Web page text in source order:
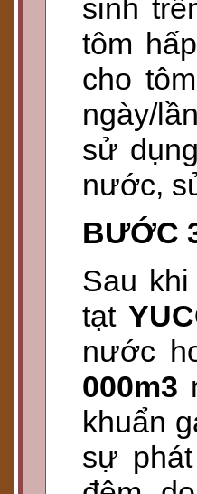
sinh
tôm
cho
ngày/
sử dụng
nước,
BƯỚC
Sau
tạt
nước
000m3
khuẩn
sự